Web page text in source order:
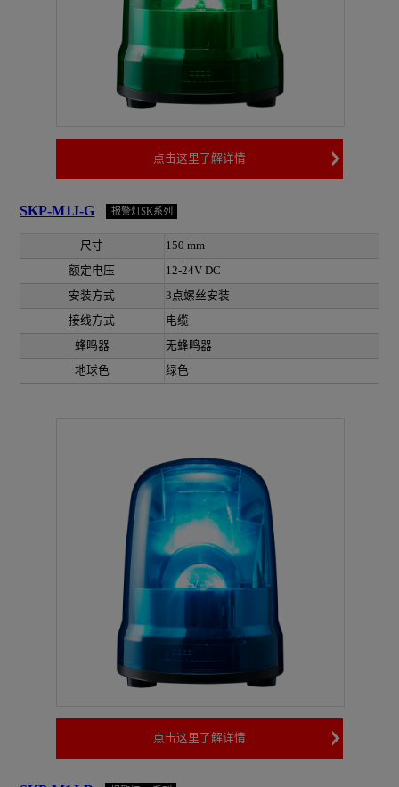
点击这里了解详情
SKP-M1J-G 报警灯SK系列
尺寸
150 mm
额定电压
12-24V DC
安装方式
3点螺丝安装
接线方式
电缆
蜂鸣器
无蜂鸣器
地球色
绿色
点击这里了解详情